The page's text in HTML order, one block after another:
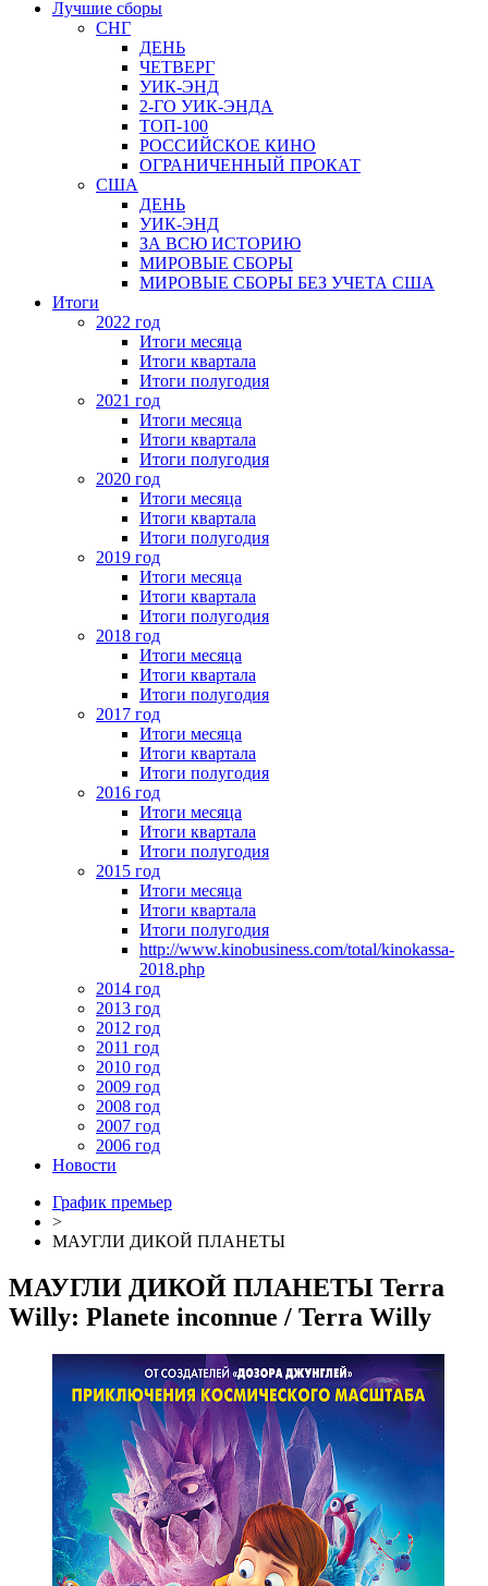
Лучшие сборы
СНГ
ДЕНЬ
ЧЕТВЕРГ
УИК-ЭНД
2-ГО УИК-ЭНДА
ТОП-100
РОССИЙСКОЕ КИНО
ОГРАНИЧЕННЫЙ ПРОКАТ
США
ДЕНЬ
УИК-ЭНД
ЗА ВСЮ ИСТОРИЮ
МИРОВЫЕ СБОРЫ
МИРОВЫЕ СБОРЫ БЕЗ УЧЕТА США
Итоги
2022 год
Итоги месяца
Итоги квартала
Итоги полугодия
2021 год
Итоги месяца
Итоги квартала
Итоги полугодия
2020 год
Итоги месяца
Итоги квартала
Итоги полугодия
2019 год
Итоги месяца
Итоги квартала
Итоги полугодия
2018 год
Итоги месяца
Итоги квартала
Итоги полугодия
2017 год
Итоги месяца
Итоги квартала
Итоги полугодия
2016 год
Итоги месяца
Итоги квартала
Итоги полугодия
2015 год
Итоги месяца
Итоги квартала
Итоги полугодия
http://www.kinobusiness.com/total/kinokassa-
2018.php
2014 год
2013 год
2012 год
2011 год
2010 год
2009 год
2008 год
2007 год
2006 год
Новости
График премьер
>
МАУГЛИ ДИКОЙ ПЛАНЕТЫ
МАУГЛИ ДИКОЙ ПЛАНЕТЫ Terra
Willy: Planete inconnue / Terra Willy